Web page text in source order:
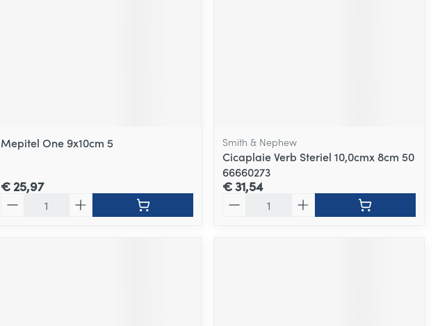
Mepitel One 9x10cm 5
€ 25,97
Smith & Nephew
Cicaplaie Verb Steriel 10,0cmx 8cm 50
66660273
€ 31,54